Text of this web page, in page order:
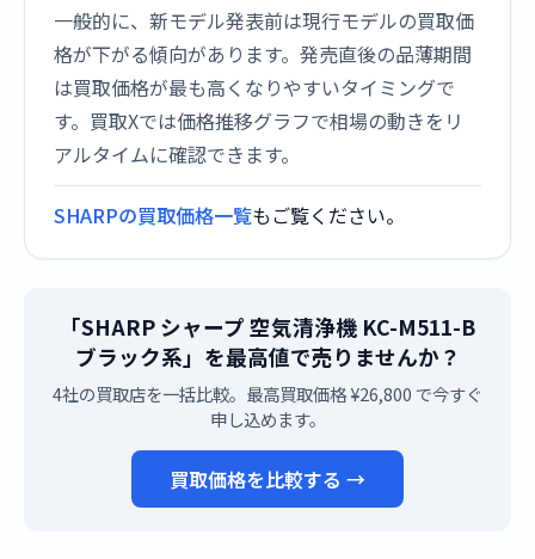
一般的に、新モデル発表前は現行モデルの買取価
格が下がる傾向があります。発売直後の品薄期間
は買取価格が最も高くなりやすいタイミングで
す。買取Xでは価格推移グラフで相場の動きをリ
アルタイムに確認できます。
SHARPの買取価格一覧もご覧ください。
「SHARP シャープ 空気清浄機 KC-M511-B
ブラック系」を最高値で売りませんか？
4社の買取店を一括比較。最高買取価格 ¥26,800 で今すぐ
申し込めます。
買取価格を比較する →